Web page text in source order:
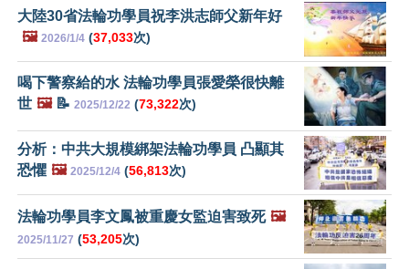
大陸30省法輪功學員祝李洪志師父新年好
🖼️ 2026/1/4 (37,033次)
喝下警察給的水 法輪功學員張愛榮很快離
世 🖼️📝 2025/12/22 (73,322次)
分析：中共大規模綁架法輪功學員 凸顯其
恐懼 🖼️ 2025/12/4 (56,813次)
法輪功學員李文鳳被重慶女監迫害致死 🖼️
2025/11/27 (53,205次)